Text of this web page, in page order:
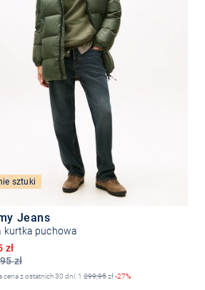
sztuki
Jeans
kurtka puchowa
zł
cena
zł
cena z ostatnich 30 dni: 1 299,95zł-27%